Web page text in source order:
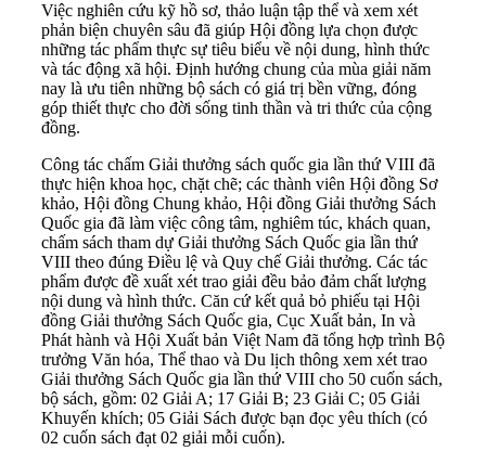
Việc nghiên cứu kỹ hồ sơ, thảo luận tập thể và xem xét
phản biện chuyên sâu đã giúp Hội đồng lựa chọn được
những tác phẩm thực sự tiêu biểu về nội dung, hình thức
và tác động xã hội. Định hướng chung của mùa giải năm
nay là ưu tiên những bộ sách có giá trị bền vững, đóng
góp thiết thực cho đời sống tinh thần và tri thức của cộng
đồng.
Công tác chấm Giải thưởng sách quốc gia lần thứ VIII đã
thực hiện khoa học, chặt chẽ; các thành viên Hội đồng Sơ
khảo, Hội đồng Chung khảo, Hội đồng Giải thưởng Sách
Quốc gia đã làm việc công tâm, nghiêm túc, khách quan,
chấm sách tham dự Giải thưởng Sách Quốc gia lần thứ
VIII theo đúng Điều lệ và Quy chế Giải thưởng. Các tác
phẩm được đề xuất xét trao giải đều bảo đảm chất lượng
nội dung và hình thức. Căn cứ kết quả bỏ phiếu tại Hội
đồng Giải thưởng Sách Quốc gia, Cục Xuất bản, In và
Phát hành và Hội Xuất bản Việt Nam đã tổng hợp trình Bộ
trưởng Văn hóa, Thể thao và Du lịch thông xem xét trao
Giải thưởng Sách Quốc gia lần thứ VIII cho 50 cuốn sách,
bộ sách, gồm: 02 Giải A; 17 Giải B; 23 Giải C; 05 Giải
Khuyến khích; 05 Giải Sách được bạn đọc yêu thích (có
02 cuốn sách đạt 02 giải mỗi cuốn).